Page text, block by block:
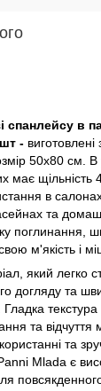
спанлейсу в
-
50х80 см. В
має
в
та
поглинання,
м'якість і
який легко
догляду та
текстура
та відчуття
та
Mlada є